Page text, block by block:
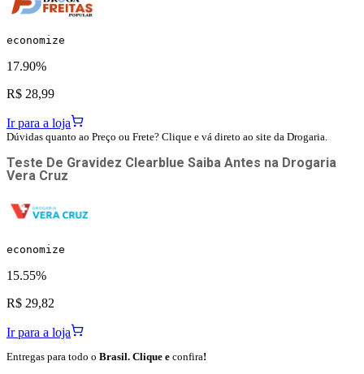
economize
17.90%
R$ 28,99
Ir para a loja
Dúvidas quanto ao Preço ou Frete? Clique e vá direto ao site da Drogaria.
Teste De Gravidez Clearblue Saiba Antes na Drogaria
Vera Cruz
economize
15.55%
R$ 29,82
Ir para a loja
Entregas para todo o Brasil. Clique e confira!